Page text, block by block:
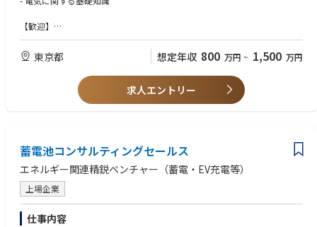
【歓迎】
- PMPの資格をお持ちの方
- EPC企業又はサブコン企業との折衝経験
- 産業用蓄電池や産業用太陽光発電システムのシステム検討、施工管理の
- 電気工事士・電気主任技術者等の資格
- 英語（ビジネスレベル）
- 新しいチャレンジや難しい課題に対し、前向きに取り組み行動できる方
- 社内外における調整を得意とする方
- 常に変わっていく状況を楽しみ、変化に柔軟に対応していける方
- 自ら課題を見つけ、主体的に行動できる方
- 高いコミュニケーション力（書面・口頭）を持つ方
- 経験のない分野でも自発的にキャッチアップすることができる方
東京都 想定年収 800 万円 ~ 1,500 万円
求人エントリー
蓄電池コンサルティングセールス
エネルギー関連精鋭ベンチャー（蓄電・EV充電等）
上場企業
仕事内容